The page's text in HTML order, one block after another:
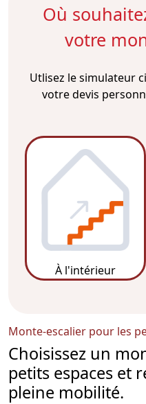
Où
votre
Utlisez le simulateur
votre devis
À l'intérieur
Monte-escalier pour les
Choisissez un
petits espaces et
pleine mobilité.